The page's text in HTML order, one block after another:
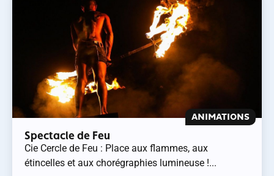
ANIMATIONS
Spectacle de Feu
Cie Cercle de Feu : Place aux flammes, aux
étincelles et aux chorégraphies lumineuse !...